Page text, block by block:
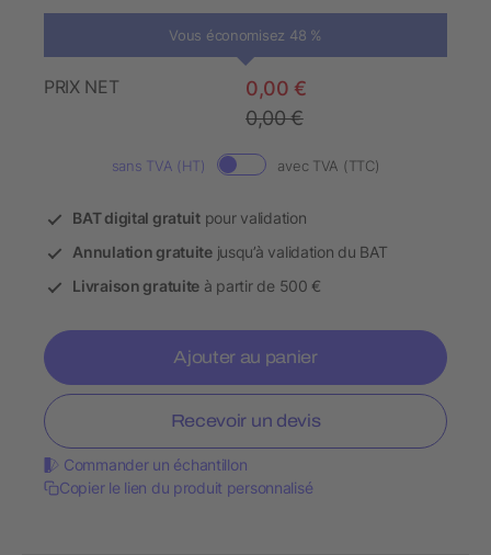
Vous économisez 48 %
PRIX NET
0,00 €
0,00 €
sans TVA (HT) avec TVA (TTC)
BAT digital gratuitpour validation
Annulation gratuitejusqu’à validation du BAT
Livraison gratuite à partir de 500 €
Ajouter au panier
Recevoir un devis
Commander un échantillon
Copier le lien du produit personnalisé